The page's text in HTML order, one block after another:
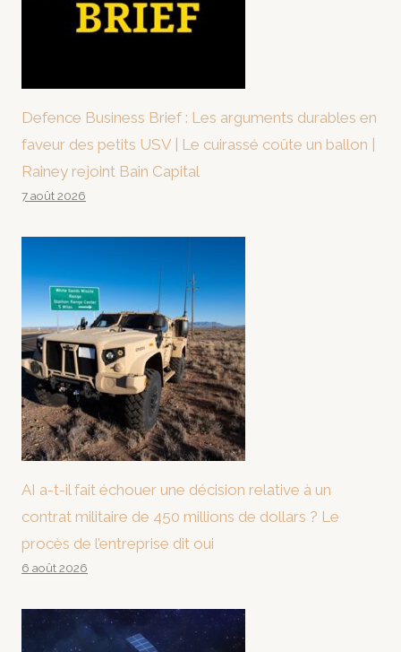
Defence Business Brief : Les arguments durables en
faveur des petits USV | Le cuirassé coûte un ballon |
Rainey rejoint Bain Capital
7 août 2026
AI a-t-il fait échouer une décision relative à un
contrat militaire de 450 millions de dollars ? Le
procès de l’entreprise dit oui
6 août 2026